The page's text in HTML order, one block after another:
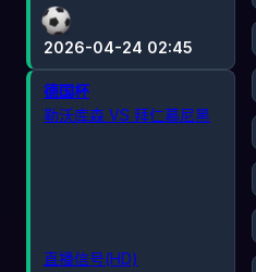
2026-04-24 02:45
德国杯
勒沃库森 VS 拜仁慕尼黑
直播信号(HD)